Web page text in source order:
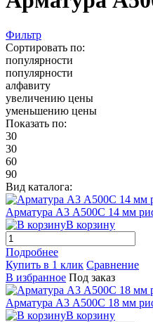
Фильтр
Сортировать по:
популярности
популярности
алфавиту
увеличению цены
уменьшению цены
Показать по:
30
30
60
90
Вид каталога:
Арматура А3 А500С 14 мм
В корзину
Подробнее
Купить в 1 клик Сравнение
В избранное Под заказ
Арматура А3 А500С 18 мм
В корзину